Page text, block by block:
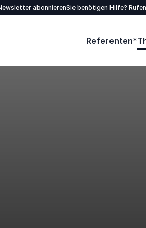
abonnierenSie benötigen Hilfe?
Referenten*